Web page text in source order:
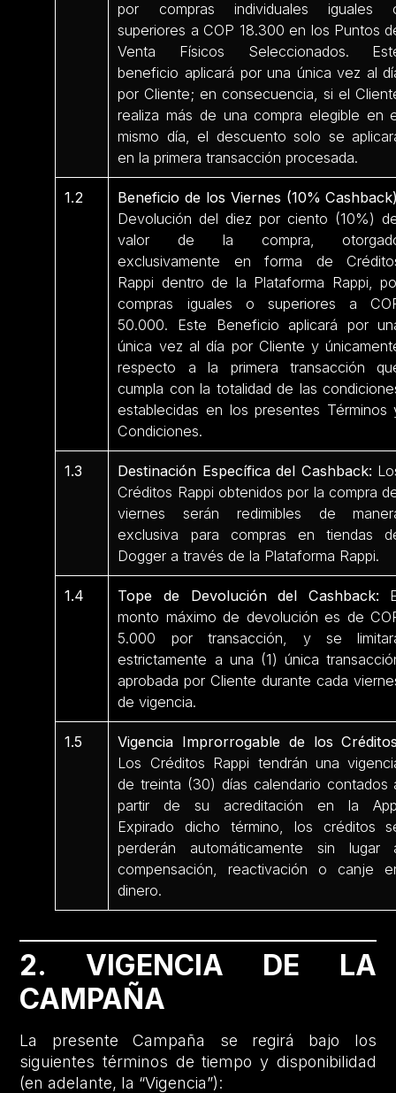
por compras individuales iguales
superiores a COP 18.300 en los Puntos
Venta Físicos Seleccionados.
beneficio aplicará por una única vez al
por Cliente; en consecuencia, si el
realiza más de una compra elegible en
mismo día, el descuento solo se
en la primera transacción procesada.
1.2
Beneficio de los Viernes (10%
Devolución del diez por ciento (10%)
valor de la compra,
exclusivamente en forma de
Rappi dentro de la Plataforma Rappi,
compras iguales o superiores a
50.000. Este Beneficio aplicará por
única vez al día por Cliente y
respecto a la primera transacción
cumpla con la totalidad de las
establecidas en los presentes Términos
Condiciones.
1.3 Destinación Específica del Cashback:
Créditos Rappi obtenidos por la compra
viernes serán redimibles de
exclusiva para compras en tiendas
Dogger a través de la Plataforma Rappi.
1.4 Tope de Devolución del Cashback:
monto máximo de devolución es de
5.000 por transacción, y se
estrictamente a una (1) única
aprobada por Cliente durante cada
de vigencia.
1.5
Vigencia Improrrogable de los
Los Créditos Rappi tendrán una
de treinta (30) días calendario contados
partir de su acreditación en la
Expirado dicho término, los créditos
perderán automáticamente sin lugar
compensación, reactivación o canje
dinero.
2. VIGENCIA DE LA
CAMPAÑA
La presente Campaña se regirá bajo los
siguientes términos de tiempo y disponibilidad
(en adelante, la “Vigencia”):